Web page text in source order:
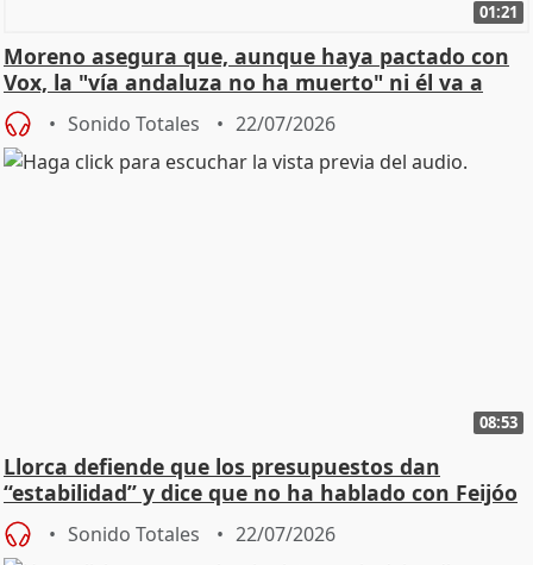
01:21
Moreno asegura que, aunque haya pactado con
Vox, la "vía andaluza no ha muerto" ni él va a
"cambiar"
Sonido Totales 22/07/2026
08:53
Llorca defiende que los presupuestos dan
“estabilidad” y dice que no ha hablado con Feijóo
Sonido Totales 22/07/2026